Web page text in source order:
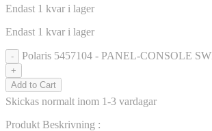
Endast 1 kvar i lager
Endast 1 kvar i lager
- Polaris 5457104 - PANEL-CONSOLE
+
Add to Cart
Skickas normalt inom 1-3 vardagar
Produkt Beskrivning :